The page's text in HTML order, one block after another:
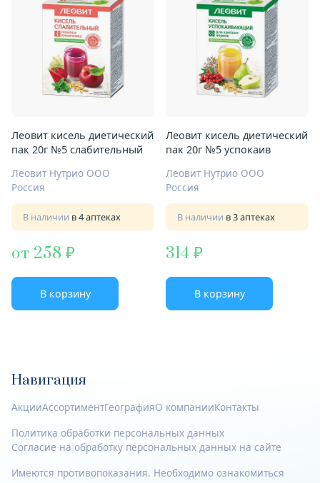
Леовит кисель диетический
пак 20г №5 слабительный
Леовит Нутрио ООО
Россия
В наличии в 4 аптеках
от 258
В корзину
Леовит кисель диетический
пак 20г №5 успокаив
Леовит Нутрио ООО
Россия
В наличии в 3 аптеках
314
В корзину
Навигация
АкцииАссортиментГеографияО компанииКонтакты
Политика обработки персональных данных
Согласие на обработку персональных данных на сайте
Имеются противопоказания. Необходимо ознакомиться